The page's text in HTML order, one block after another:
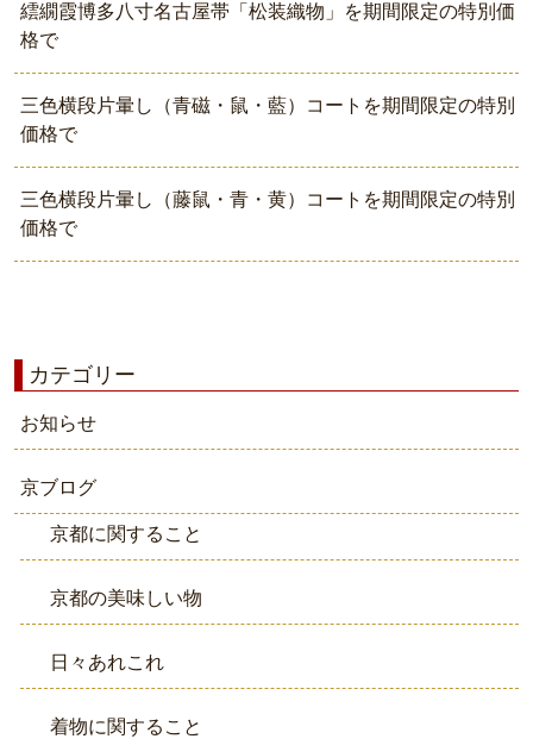
繧繝霞博多八寸名古屋帯「松装織物」を期間限定の特別価
格で
三色横段片暈し（青磁・鼠・藍）コートを期間限定の特別
価格で
三色横段片暈し（藤鼠・青・黄）コートを期間限定の特別
価格で
カテゴリー
お知らせ
京ブログ
京都に関すること
京都の美味しい物
日々あれこれ
着物に関すること